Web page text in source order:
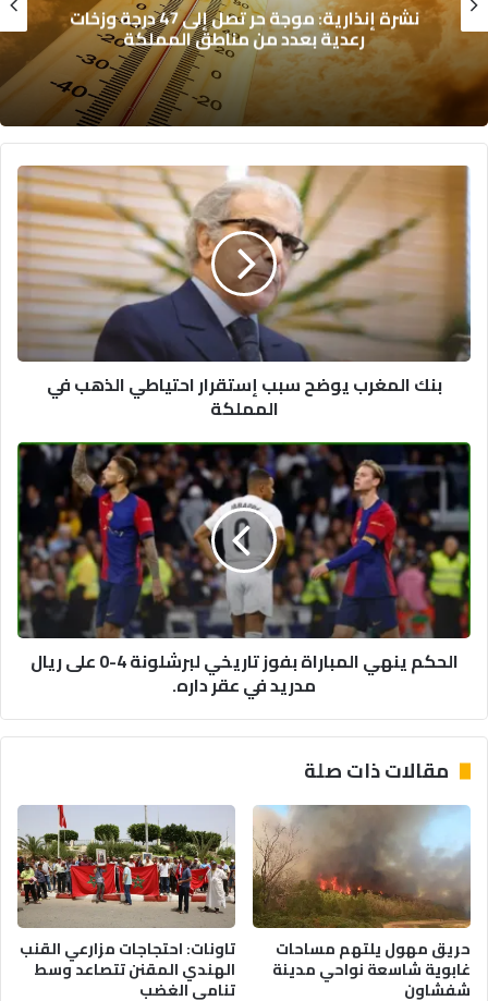
تقرير “ليغاتوم 2026”: المغرب يتقدم اقتصادياً
لكن تحديات التعليم والصحة تعرقل الازدهار
الذهب
في
المملكة
بنك المغرب يوضح سبب إستقرار احتياطي الذهب في
المملكة
الحكم
ينهي
بفوز
تاريخي
لبرشلونة
4-
0
على
ريال
الحكم ينهي المباراة بفوز تاريخي لبرشلونة 4-0 على ريال
مدريد في عقر داره.
مقالات ذات صلة
حريق مهول يلتهم مساحات
غابوية شاسعة نواحي مدينة
شفشاون
تاونات: احتجاجات مزارعي القنب
الهندي المقنن تتصاعد وسط
تنامي الغضب